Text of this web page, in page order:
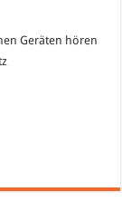
Geräten hören